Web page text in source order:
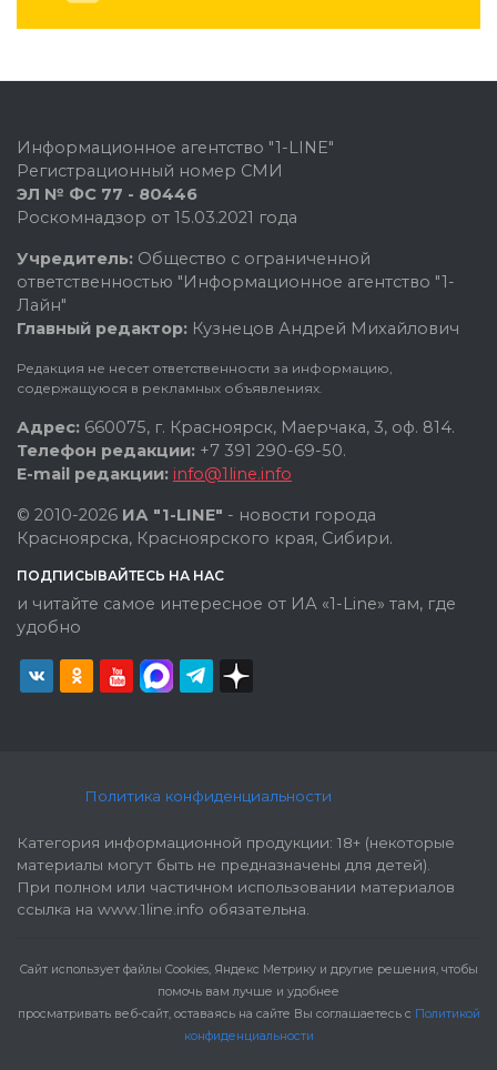
Информационное агентство "1-LINE"
Регистрационный номер СМИ
ЭЛ № ФС 77 - 80446
Роскомнадзор от 15.03.2021 года
Учредитель: Общество с ограниченной
ответственностью "Информационное агентство "1-
Лайн"
Главный редактор: Кузнецов Андрей Михайлович
Редакция не несет ответственности за информацию,
содержащуюся в рекламных объявлениях.
Адрес: 660075, г. Красноярск, Маерчака, 3, оф. 814.
Телефон редакции: +7 391 290-69-50.
E-mail редакции: info@1line.info
© 2010-2026 ИА "1-LINE" - новости города
Красноярска, Красноярского края, Сибири.
ПОДПИСЫВАЙТЕСЬ НА НАС
и читайте самое интересное от ИА «1-Line» там, где
удобно
Политика конфиденциальности
Категория информационной продукции: 18+ (некоторые
материалы могут быть не предназначены для детей).
При полном или частичном использовании материалов
ссылка на www.1line.info обязательна.
Cайт использует файлы Cookies, Яндекс Метрику и другие решения, чтобы
помочь вам лучше и удобнее
просматривать веб-сайт, оставаясь на сайте Вы соглашаетесь с Политикой
конфиденциальности